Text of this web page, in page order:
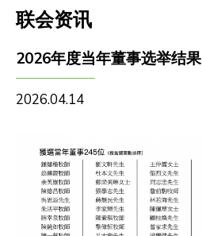
联会资讯
2026年度当年董事选举结果
2026.04.14